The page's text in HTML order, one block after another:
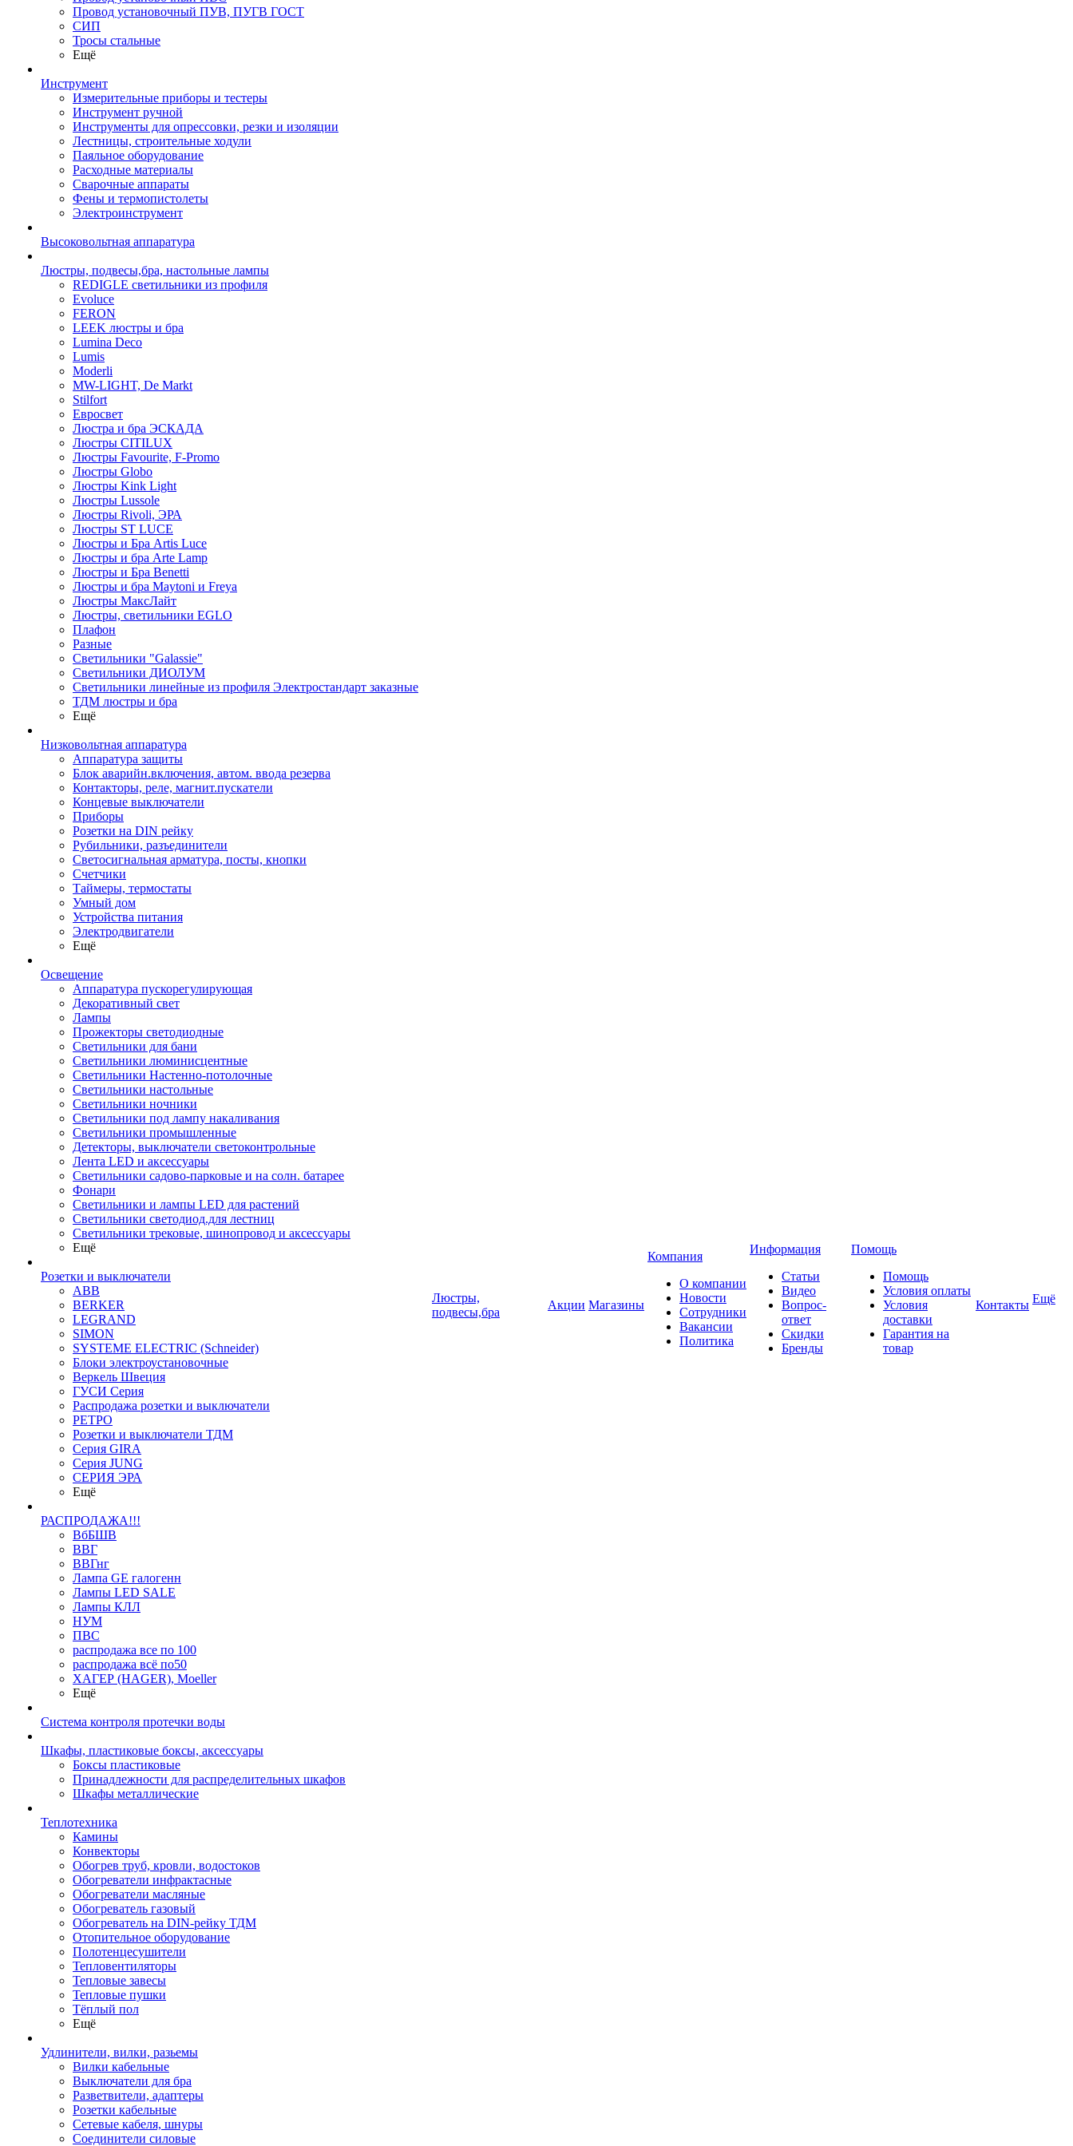
Провод установочный ПУВ, ПУГВ ГОСТ
СИП
Тросы стальные
Ещё
Инструмент
Измерительные приборы и тестеры
Инструмент ручной
Инструменты для опрессовки, резки и изоляции
Лестницы, строительные ходули
Паяльное оборудование
Расходные материалы
Сварочные аппараты
Фены и термопистолеты
Электроинструмент
Высоковольтная аппаратура
Люстры, подвесы,бра, настольные лампы
REDIGLE светильники из профиля
Evoluce
FERON
LEEK люстры и бра
Lumina Deco
Lumis
Moderli
MW-LIGHT, De Markt
Stilfort
Евросвет
Люстра и бра ЭСКАДА
Люстры CITILUX
Люстры Favourite, F-Promo
Люстры Globo
Люстры Kink Light
Люстры Lussole
Люстры Rivoli, ЭРА
Люстры ST LUCE
Люстры и Бра Artis Luce
Люстры и бра Arte Lamp
Люстры и Бра Benetti
Люстры и бра Maytoni и Freya
Люстры МаксЛайт
Люстры, светильники EGLO
Плафон
Разные
Светильники "Galassie"
Светильники ДИОЛУМ
Светильники линейные из профиля Электростандарт заказные
ТДМ люстры и бра
Ещё
Низковольтная аппаратура
Аппаратура защиты
Блок аварийн.включения, автом. ввода резерва
Контакторы, реле, магнит.пускатели
Концевые выключатели
Приборы
Розетки на DIN рейку
Рубильники, разъединители
Светосигнальная арматура, посты, кнопки
Счетчики
Таймеры, термостаты
Умный дом
Устройства питания
Электродвигатели
Ещё
Освещение
Аппаратура пускорегулирующая
Декоративный свет
Лампы
Прожекторы светодиодные
Светильники для бани
Светильники люминисцентные
Светильники Настенно-потолочные
Светильники настольные
Светильники ночники
Светильники под лампу накаливания
Светильники промышленные
Детекторы, выключатели светоконтрольные
Лента LED и аксессуары
Светильники садово-парковые и на солн. батарее
Фонари
Светильники и лампы LED для растений
Светильники светодиод.для лестниц
Светильники трековые, шинопровод и аксессуары
Ещё
Розетки и выключатели
ABB
BERKER
LEGRAND
SIMON
SYSTEME ELECTRIC (Schneider)
Блоки электроустановочные
Веркель Швеция
ГУСИ Серия
Распродажа розетки и выключатели
РЕТРО
Розетки и выключатели ТДМ
Серия GIRA
Серия JUNG
СЕРИЯ ЭРА
Ещё
РАСПРОДАЖА!!!
ВбБШВ
ВВГ
ВВГнг
Лампа GE галогенн
Лампы LED SALE
Лампы КЛЛ
НУМ
ПВС
распродажа все по 100
распродажа всё по50
ХАГЕР (HAGER), Moeller
Ещё
Система контроля протечки воды
Шкафы, пластиковые боксы, аксессуары
Боксы пластиковые
Принадлежности для распределительных шкафов
Шкафы металлические
Теплотехника
Камины
Конвекторы
Обогрев труб, кровли, водостоков
Обогреватели инфрактасные
Обогреватели масляные
Обогреватель газовый
Обогреватель на DIN-рейку ТДМ
Отопительное оборудование
Полотенцесушители
Тепловентиляторы
Тепловые завесы
Тепловые пушки
Тёплый пол
Ещё
Удлинители, вилки, разьемы
Вилки кабельные
Выключатели для бра
Разветвители, адаптеры
Розетки кабельные
Сетевые кабеля, шнуры
Соединители силовые
Люстры,
подвесы,бра
Акции Магазины
Компания
О компании
Новости
Сотрудники
Вакансии
Политика
Информация
Статьи
Видео
Вопрос-
ответ
Скидки
Бренды
Помощь
Помощь
Условия оплаты
Условия
доставки
Гарантия на
товар
Контакты Ещё